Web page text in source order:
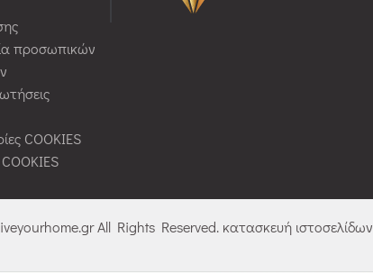
προσωπικών
COOKIES
All Rights Reserved. κατασκευή ιστοσελίδων